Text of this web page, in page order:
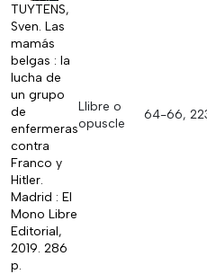
TUYTENS,
Sven. Las
mamás
belgas : la
lucha de
un grupo
de
enfermeras
contra
Franco y
Hitler.
Madrid : El
Mono Libre
Editorial,
2019. 286
p.
Llibre o
opuscle
64-66,